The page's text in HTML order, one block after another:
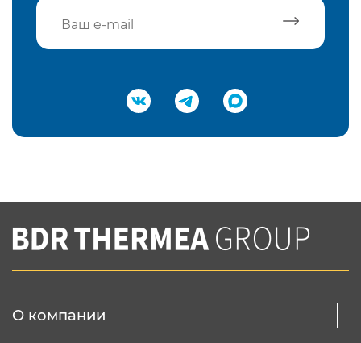
Подтвердить e-mail
Вы соглашаетесь с нашей политикой
конфеденциальности
О компании